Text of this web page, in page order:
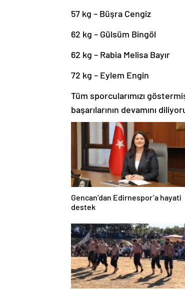
57 kg – Büşra Cengiz
62 kg – Gülsüm Bingöl
62 kg – Rabia Melisa Bayır
72 kg – Eylem Engin
Tüm sporcularımızı
başarılarının devamını
Gencan’dan Edirnespor’a hayati
destek